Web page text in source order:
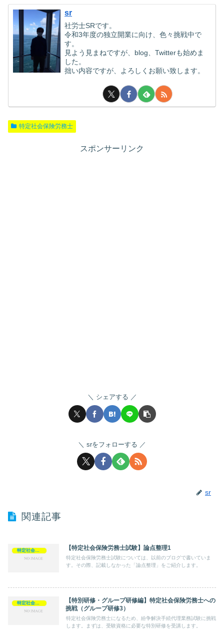
sr
社労士SRです。
令和3年度の独立開業に向け、色々挑戦中で
す。
見よう見まねですが、blog、Twitterも始めま
した。
拙い内容ですが、よろしくお願い致します。
特定社会保険労務士
スポンサーリンク
シェアする
srをフォローする
sr
関連記事
【特定社会保険労務士試験】論点整理1
特定社会保険労務士試験については、以前のブログで書いていま
す。その際、記載しなかった「論点整理」をご紹介します。
特定社会保険労務士
【特別研修・グループ研修編】特定社会保険労務士への
挑戦（グループ研修3）
特定社会保険労務士になるため、紛争解決手続代理業務試験に挑戦
します。まずは、受験資格に必要な特別研修を受講します。